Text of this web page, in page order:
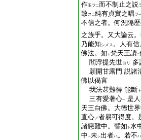
作玉フ 二而不制止之説
致ス 二純有貞實之唱ヲ一
不信之者。何況隔
之族乎。又大論云
乃能知 シメス 。人有
佛法。如下梵天王請二
閻浮提先世ヨリ
多
願開甘露門 説諸
佛以偈言
我法甚難得 能斷
三有愛著心一
是
天王白佛。大徳世
直心ノ者易可得度。
諸惡難中。譬如下水
中一未レ出者ハ。若不ハ